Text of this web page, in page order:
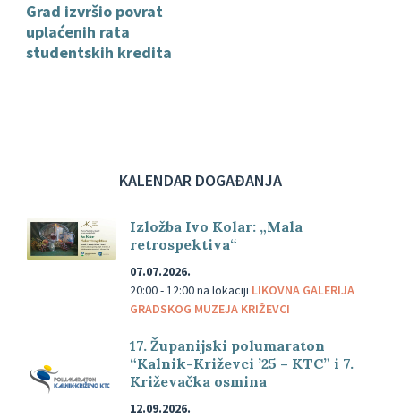
Grad izvršio povrat
uplaćenih rata
studentskih kredita
KALENDAR DOGAĐANJA
Izložba Ivo Kolar: „Mala
retrospektiva“
07.07.2026.
20:00 - 12:00na lokaciji LIKOVNA GALERIJA
GRADSKOG MUZEJA KRIŽEVCI
17. Županijski polumaraton
“Kalnik-Križevci ’25 – KTC” i 7.
Križevačka osmina
12.09.2026.